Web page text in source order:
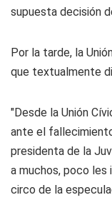
supuesta decisión
Por la tarde, la
que textualmente
"Desde la Unión
ante el
presidenta de la
a muchos, poco les
circo de la